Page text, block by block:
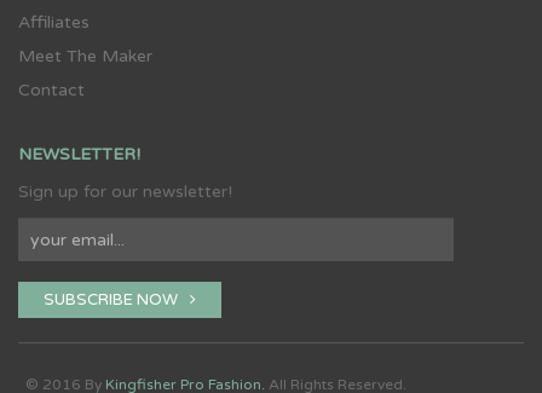
Affiliates
Meet The Maker
Contact
NEWSLETTER!
Sign up for our newsletter!
SUBSCRIBE NOW
© 2016 By Kingfisher Pro Fashion. All Rights Reserved.